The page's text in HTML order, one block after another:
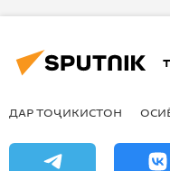
ДАР ТОҶИКИСТОН